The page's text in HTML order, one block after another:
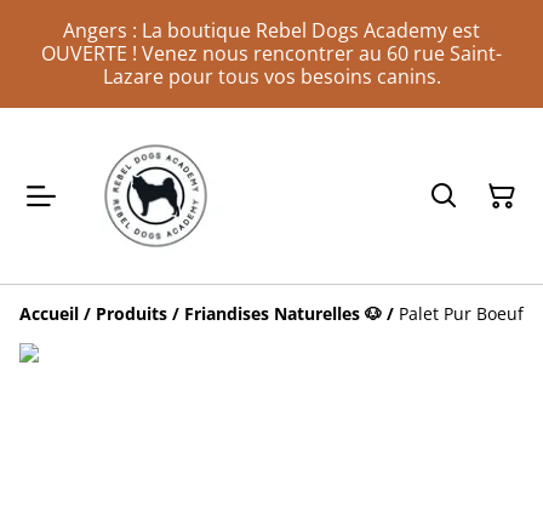
Angers : La boutique Rebel Dogs Academy est
OUVERTE ! Venez nous rencontrer au 60 rue Saint-
Lazare pour tous vos besoins canins.
Accueil / Produits / Friandises Naturelles 🐶 / Palet Pur Boeuf